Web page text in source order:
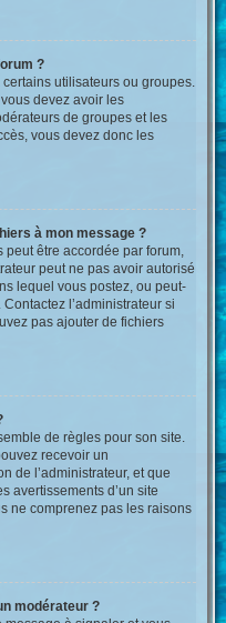
?
utilisateurs ou groupes.
devez avoir les
de groupes et les
vous devez donc les
à mon message ?
peut être accordée par forum,
peut ne pas avoir autorisé
lequel vous postez, ou peut-
l’administrateur si
pas ajouter de fichiers
de règles pour son site.
recevoir un
de l’administrateur, et que
avertissements d’un site
ne comprenez pas les raisons
modérateur ?